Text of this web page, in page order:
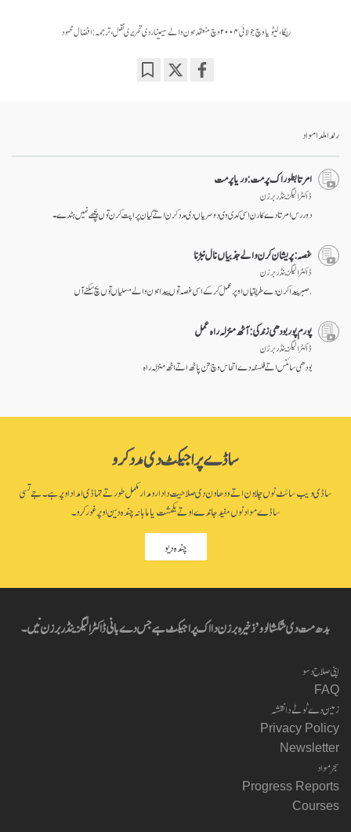
ریگا، لیٹویا وچ جولائی ۲۰۰۴ وچ منعقد ہون والے سیمینار دی تحریری نقل ، ترجمہ: افضال محمود
رلدا ملدا مواد
امرتا بطور اک پرمت : وریا پرمت
ڈاکٹر الیگزینڈر برزن
دور رس امرتا دے کارن اسی کدی وی دوسریاں دی مدد کرن اتے گیان پراپت کرن توں پچھے نہیں ہٹدے۔
غصہ: پریشان کرن والے جذبیاں نال نبڑنا
ڈاکٹر الیگزینڈر برزن
.صبر پیدا کرن دے طریقیاں اوپر عمل کر کے اسی غصہ توں پیدا ہون والے مسلیاں توں بچ سکنے آں
پورم پور بودھی زندگی: آٹھ منزلہ راہ عمل
ڈاکٹر الیگزینڈر برزن
بودھی سائنس اتے فلسفہ دے اتحاس وچ تن پاٹھ اتے اٹھ منزلہ راہ
ساڈے پراجیکٹ دی مدد کرو
ساڈی ویب سائٹ نوں چلاون اتے ودھاون دی صلاحیت دا دارومدار مکمل طور تے تہاڈی امداد اوپر ہے۔ جے تسی
ساڈے مواد نوں مفید جاندے او تے یکمشت یا ماہانہ چندہ دین اوپر غور کرو۔
چندہ دیو
بدھ مت دی شکشا لوو’ ذخیرہ برزن دا اک پراجیکٹ ہے جس دے بانی ڈاکٹر الیگزینڈر برزن نیں۔
اپنی صلاح دسو
FAQ
زمین دے ٹوٹے دا نقشہ
Privacy Policy
Newsletter
سجر مواد
Progress Reports
Courses